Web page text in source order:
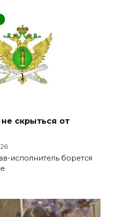
скрыться от
26
исполнитель борется